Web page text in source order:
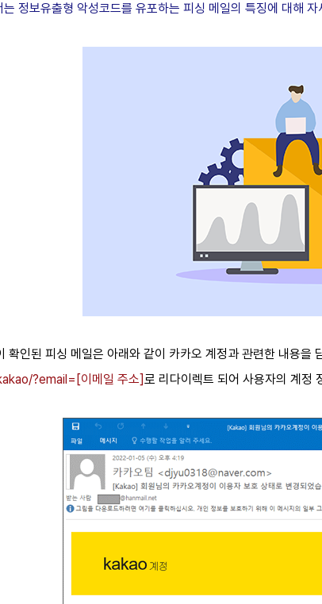
는 정보유출형 악성코드를 유포하는 피싱 메일의 특징에 대해 자
확인된 피싱 메일은 아래와 같이 카카오 계정과 관련한 내용을
?email=[이메일 주소]로 리다이렉트 되어 사용자의 계정